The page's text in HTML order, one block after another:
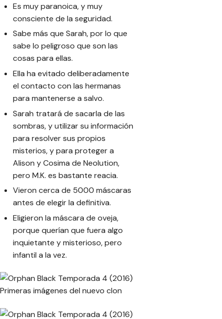
Es muy paranoica, y muy
consciente de la seguridad.
Sabe más que Sarah, por lo que
sabe lo peligroso que son las
cosas para ellas.
Ella ha evitado deliberadamente
el contacto con las hermanas
para mantenerse a salvo.
Sarah tratará de sacarla de las
sombras, y utilizar su información
para resolver sus propios
misterios, y para proteger a
Alison y Cosima de Neolution,
pero M.K. es bastante reacia.
Vieron cerca de 5000 máscaras
antes de elegir la definitiva.
Eligieron la máscara de oveja,
porque querían que fuera algo
inquietante y misterioso, pero
infantil a la vez.